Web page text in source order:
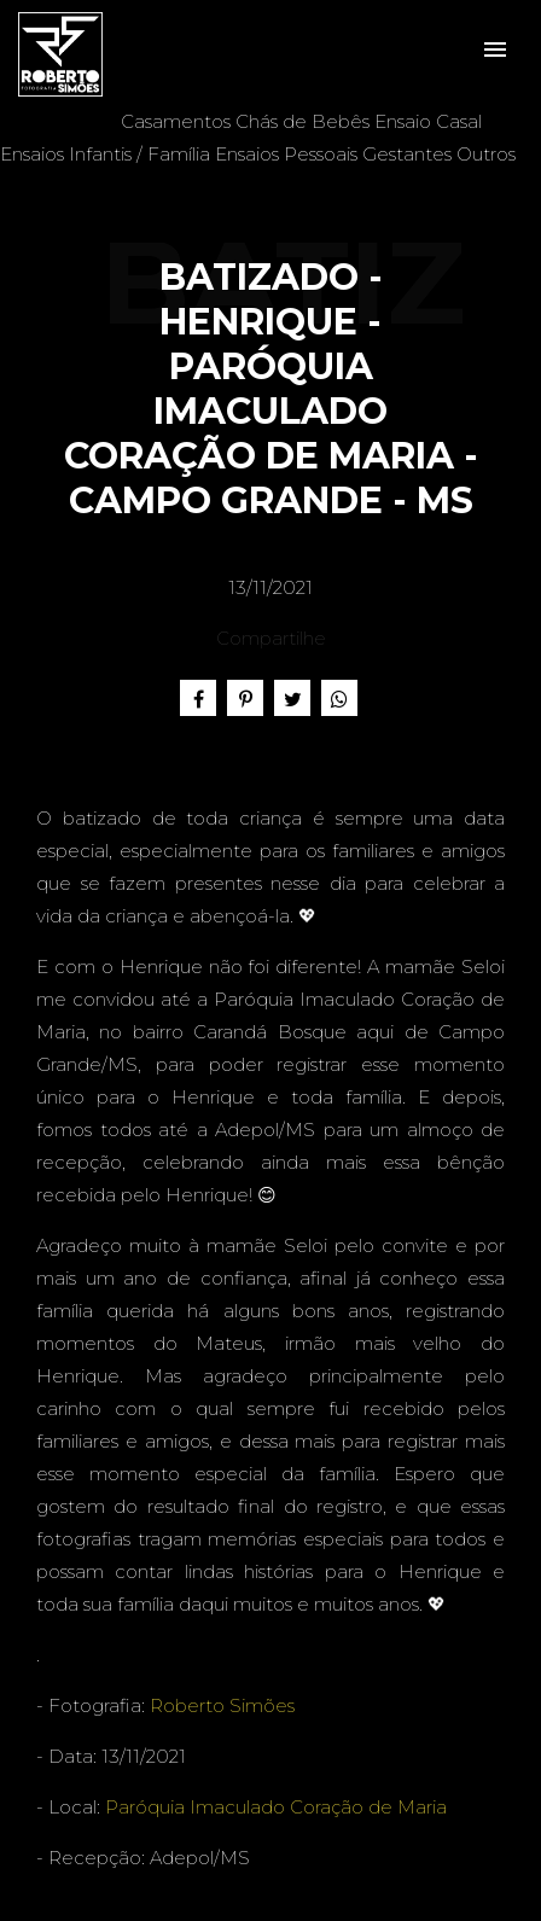
menu
Casamentos Chás de Bebês Ensaio Casal
Ensaios Infantis / Família Ensaios Pessoais Gestantes Outros
BATIZADO -
HENRIQUE -
PARÓQUIA
IMACULADO
CORAÇÃO DE MARIA -
CAMPO GRANDE - MS
BATIZ
ADO -
HENRI
QUE -
PARÓ
QUIA
IMAC
ULAD
O
CORA
ÇÃO
DE
13/11/2021
Compartilhe
O batizado de toda criança é sempre uma data
especial, especialmente para os familiares e amigos
que se fazem presentes nesse dia para celebrar a
vida da criança e abençoá-la. 💖
E com o Henrique não foi diferente! A mamãe Seloi
me convidou até a Paróquia Imaculado Coração de
Maria, no bairro Carandá Bosque aqui de Campo
Grande/MS, para poder registrar esse momento
único para o Henrique e toda família. E depois,
fomos todos até a Adepol/MS para um almoço de
recepção, celebrando ainda mais essa bênção
recebida pelo Henrique! 😊
Agradeço muito à mamãe Seloi pelo convite e por
mais um ano de confiança, afinal já conheço essa
família querida há alguns bons anos, registrando
momentos do Mateus, irmão mais velho do
Henrique. Mas agradeço principalmente pelo
carinho com o qual sempre fui recebido pelos
familiares e amigos, e dessa mais para registrar mais
esse momento especial da família. Espero que
gostem do resultado final do registro, e que essas
fotografias tragam memórias especiais para todos e
possam contar lindas histórias para o Henrique e
toda sua família daqui muitos e muitos anos. 💖
.
- Fotografia: Roberto Simões
- Data: 13/11/2021
- Local: Paróquia Imaculado Coração de Maria
- Recepção: Adepol/MS